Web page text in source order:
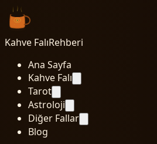
Kahve FalıRehberi
Ana Sayfa
Kahve Falı
Tarot
Astroloji
Diğer Fallar
Blog